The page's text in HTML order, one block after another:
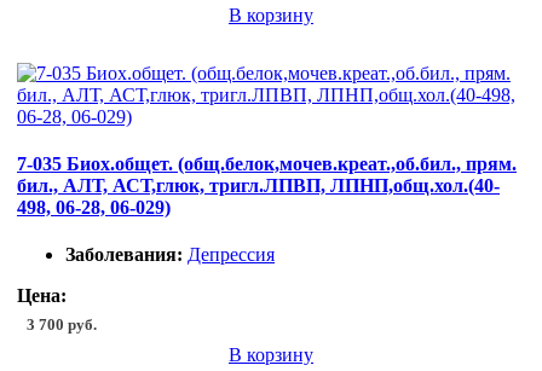
В корзину
7-035 Биох.общет. (общ.белок,мочев.креат.,об.бил., прям.
бил., АЛТ, АСТ,глюк, тригл.ЛПВП, ЛПНП,общ.хол.(40-
498, 06-28, 06-029)
Заболевания: Депрессия
Цена:
3 700 руб.
В корзину